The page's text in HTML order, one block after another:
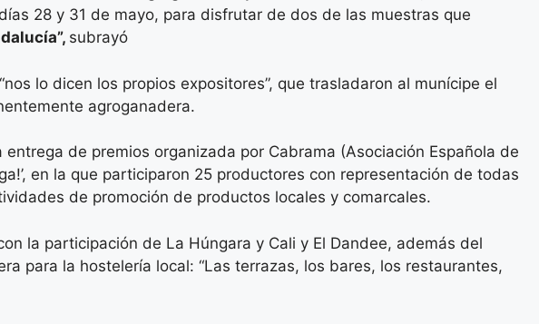
28 y 31 de mayo, para disfrutar de dos de las muestras que
subrayó
lo dicen los propios expositores”, que trasladaron al munícipe el
agroganadera.
de premios organizada por Cabrama (Asociación Española de
en la que participaron 25 productores con representación de todas
de promoción de productos locales y comarcales.
la participación de La Húngara y Cali y El Dandee, además del
para la hostelería local: “Las terrazas, los bares, los restaurantes,